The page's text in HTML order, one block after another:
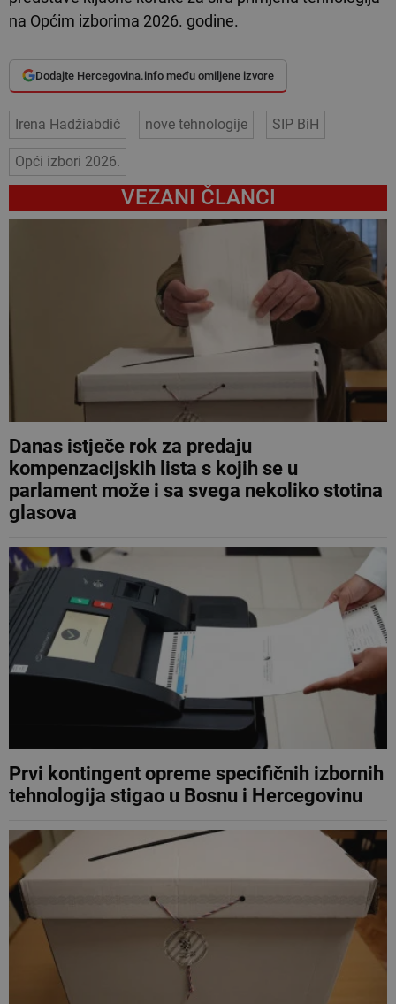
na Općim izborima 2026. godine.
Dodajte Hercegovina.info među omiljene izvore
Irena Hadžiabdić nove tehnologije SIP BiH
Opći izbori 2026.
VEZANI ČLANCI
Danas istječe rok za predaju
kompenzacijskih lista s kojih se u
parlament može i sa svega nekoliko stotina
glasova
Prvi kontingent opreme specifičnih izbornih
tehnologija stigao u Bosnu i Hercegovinu